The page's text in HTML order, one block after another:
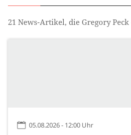
21 News-Artikel, die Gregory Peck
05.08.2026 - 12:00 Uhr